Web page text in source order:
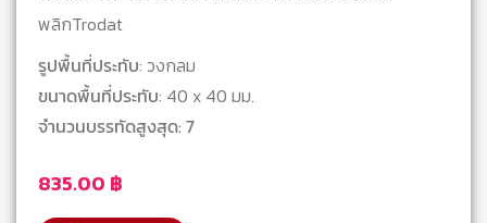
835.00 ฿
พลิกTrodat
รูปพื้นที่ประทับ: วงกลม
ขนาดพื้นที่ประทับ: 40 x 40 มม.
จำนวนบรรทัดสูงสุด: 7